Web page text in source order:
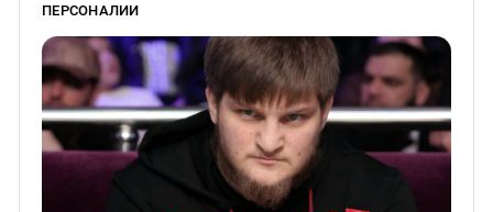
ПЕРСОНАЛИИ